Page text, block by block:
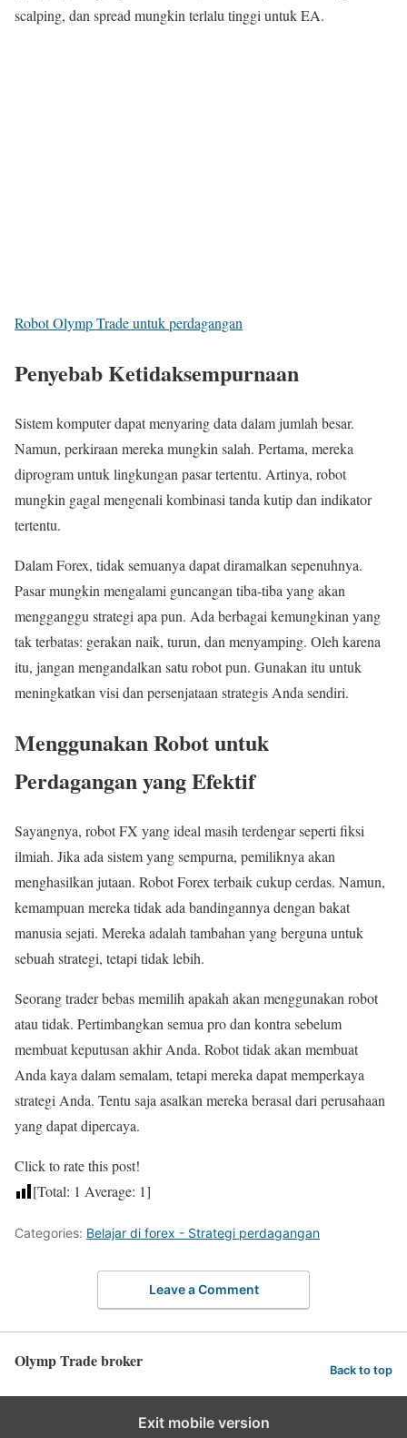
scalping, dan spread mungkin terlalu tinggi untuk EA.
Robot Olymp Trade untuk perdagangan
Penyebab Ketidaksempurnaan
Sistem komputer dapat menyaring data dalam jumlah besar.
Namun, perkiraan mereka mungkin salah. Pertama, mereka
diprogram untuk lingkungan pasar tertentu. Artinya, robot
mungkin gagal mengenali kombinasi tanda kutip dan indikator
tertentu.
Dalam Forex, tidak semuanya dapat diramalkan sepenuhnya.
Pasar mungkin mengalami guncangan tiba-tiba yang akan
mengganggu strategi apa pun. Ada berbagai kemungkinan yang
tak terbatas: gerakan naik, turun, dan menyamping. Oleh karena
itu, jangan mengandalkan satu robot pun. Gunakan itu untuk
meningkatkan visi dan persenjataan strategis Anda sendiri.
Menggunakan Robot untuk
Perdagangan yang Efektif
Sayangnya, robot FX yang ideal masih terdengar seperti fiksi
ilmiah. Jika ada sistem yang sempurna, pemiliknya akan
menghasilkan jutaan. Robot Forex terbaik cukup cerdas. Namun,
kemampuan mereka tidak ada bandingannya dengan bakat
manusia sejati. Mereka adalah tambahan yang berguna untuk
sebuah strategi, tetapi tidak lebih.
Seorang trader bebas memilih apakah akan menggunakan robot
atau tidak. Pertimbangkan semua pro dan kontra sebelum
membuat keputusan akhir Anda. Robot tidak akan membuat
Anda kaya dalam semalam, tetapi mereka dapat memperkaya
strategi Anda. Tentu saja asalkan mereka berasal dari perusahaan
yang dapat dipercaya.
Click to rate this post!
[Total: 1 Average: 1]
Categories: Belajar di forex - Strategi perdagangan
Leave a Comment
Olymp Trade broker Back to top
Exit mobile version